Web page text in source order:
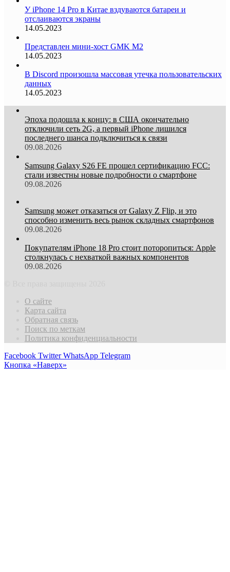
У iPhone 14 Pro в Китае вздуваются батареи и
отслаиваются экраны
14.05.2023
Представлен мини-хост GMK M2
14.05.2023
В Discord произошла массовая утечка пользовательских
данных
14.05.2023
Эпоха подошла к концу: в США окончательно
отключили сеть 2G, а первый iPhone лишился
последнего шанса подключиться к связи
09.08.2026
Samsung Galaxy S26 FE прошел сертификацию FCC:
стали известны новые подробности о смартфоне
09.08.2026
Samsung может отказаться от Galaxy Z Flip, и это
способно изменить весь рынок складных смартфонов
09.08.2026
Покупателям iPhone 18 Pro стоит поторопиться: Apple
столкнулась с нехваткой важных компонентов
09.08.2026
О сайте
Карта сайта
Обратная связь
Поиск по меткам
Политика конфиденциальности
Facebook Twitter WhatsApp Telegram
Кнопка «Наверх»